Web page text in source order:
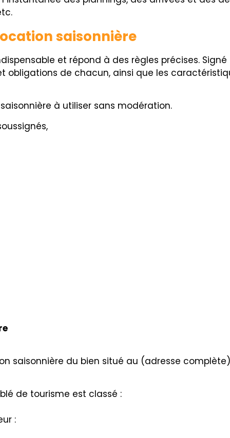
saisonnière
et répond à des règles précises.
obligations de chacun, ainsi que les
à utiliser sans modération.
saisonnière du bien situé au (adresse
de tourisme est classé :
: